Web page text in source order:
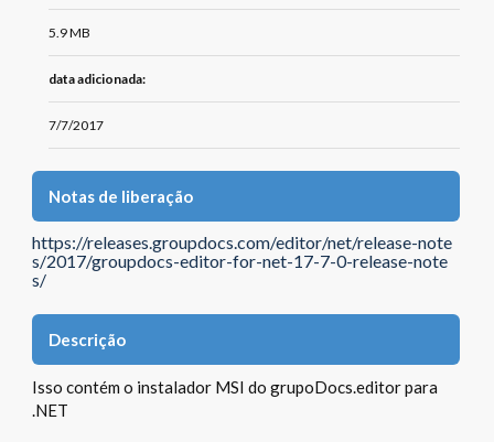
5.9 MB
data adicionada:
7/7/2017
Notas de liberação
https://releases.groupdocs.com/editor/net/release-note
s/2017/groupdocs-editor-for-net-17-7-0-release-note
s/
Descrição
Isso contém o instalador MSI do grupoDocs.editor para
.NET